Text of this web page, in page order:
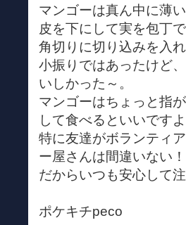
マンゴーは真ん中に薄
皮を下にして実を包丁で
角切りに切り込みを入
小振りではあったけど
いしかった～。
マンゴーはちょっと指
して食べるといいですよ
特に友達がボランティ
ー屋さんは間違いない
だからいつも安心して
ポケキチpeco